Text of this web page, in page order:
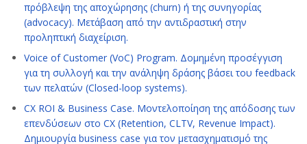
πρόβλεψη της αποχώρησης (churn) ή της συνηγορίας
(advocacy). Μετάβαση από την αντιδραστική στην
προληπτική διαχείριση.
Voice of Customer (VoC) Program. Δομημένη προσέγγιση
για τη συλλογή και την ανάληψη δράσης βάσει του feedback
των πελατών (Closed-loop systems).
CX ROI & Business Case. Μοντελοποίηση της απόδοσης των
επενδύσεων στο CX (Retention, CLTV, Revenue Impact).
Δημιουργία business case για τον μετασχηματισμό της